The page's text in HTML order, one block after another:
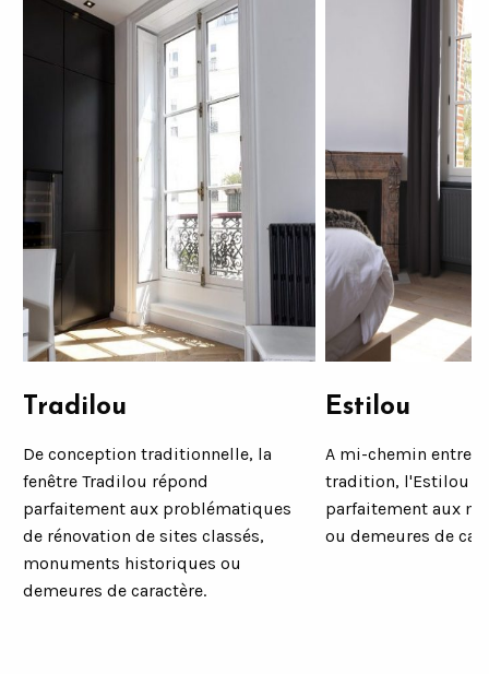
Tradilou
De conception traditionnelle, la
fenêtre Tradilou répond
parfaitement aux problématiques
de rénovation de sites classés,
monuments historiques ou
demeures de caractère.
Estilou
A mi-chemin entre
tradition, l'Estilou
parfaitement aux
ou demeures de